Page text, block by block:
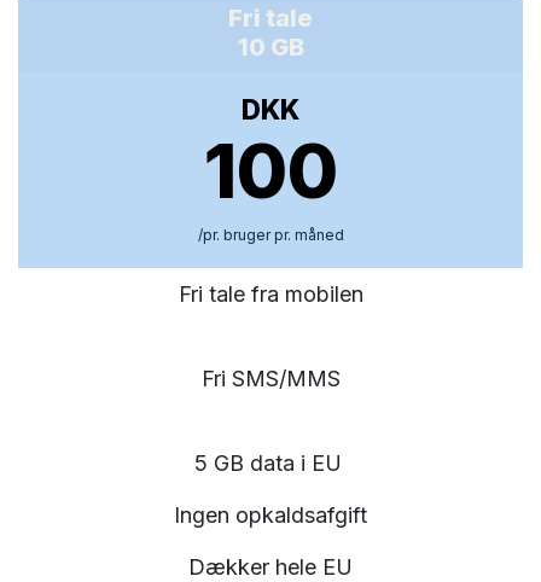
Fri tale
10 GB
DKK
100
/pr. bruger pr. måned
Fri tale fra mobilen
Fri SMS/MMS
5 GB data i EU
Ingen opkaldsafgift
Dækker hele EU